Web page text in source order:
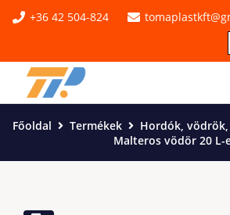
+36 42 504-824
Főoldal Termékek
Hordók,
Malteros vödör 20 L-